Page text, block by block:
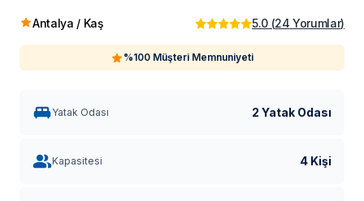
Antalya / Kaş 5.0(24 Yorumlar)
%100 Müşteri Memnuniyeti
Yatak Odası 2 Yatak Odası
Kapasitesi 4 Kişi